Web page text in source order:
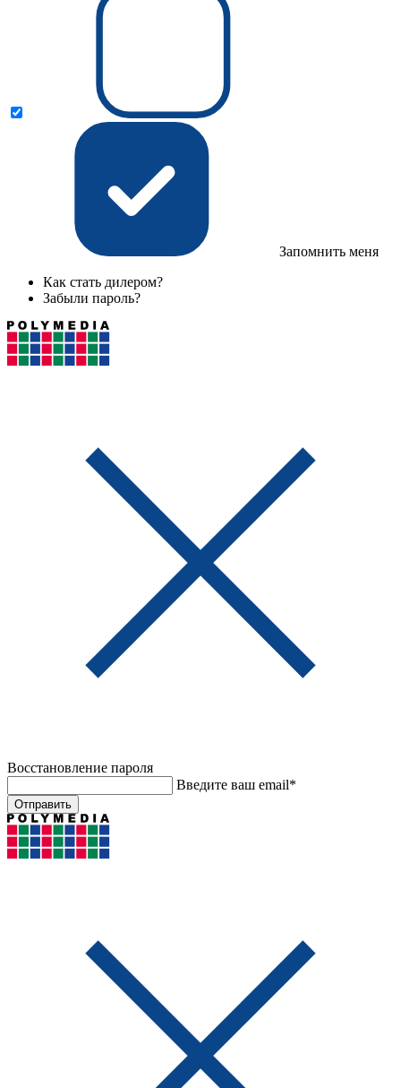
Запомнить меня
Как стать дилером?
Забыли пароль?
Восстановление пароля
Введите ваш email*
Отправить